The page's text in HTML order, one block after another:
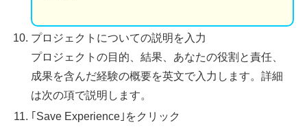
プロジェクトについての説明を入力
プロジェクトの目的、結果、あなたの役割と責任、
成果を含んだ経験の概要を英文で入力します。詳細
は次の項で説明します。
｢Save Experience｣をクリック